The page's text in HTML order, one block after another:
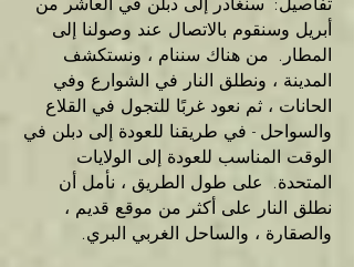
أبريل وسنقوم بالاتصال عند وصولنا إلى
المطار. من هناك سننام ، ونستكشف
المدينة ، ونطلق النار في الشوارع وفي
الحانات ، ثم نعود غربًا للتجول في القلاع
والسواحل - في طريقنا للعودة إلى دبلن في
الوقت المناسب للعودة إلى الولايات
المتحدة. على طول الطريق ، نأمل أن
نطلق النار على أكثر من موقع قديم ،
والصقارة ، والساحل الغربي البري.